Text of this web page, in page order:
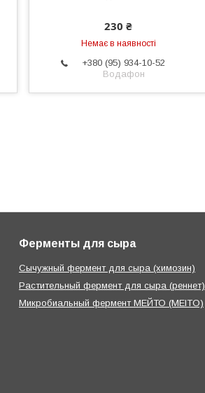
230 ₴
Немає в наявності
+380 (95) 934-10-52
Водафон
Ферменты для сыра
Сычужный фермент для сыра (химозин)
Растительный фермент для сыра (реннет)
Микробиальный фермент МЕЙТО (MEITO)